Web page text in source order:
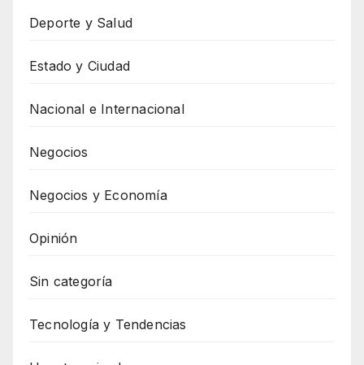
Deporte y Salud
Estado y Ciudad
Nacional e Internacional
Negocios
Negocios y Economía
Opinión
Sin categoría
Tecnología y Tendencias